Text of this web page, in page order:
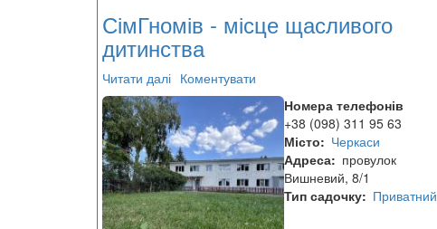
СімГномів - місце щасливого
дитинства
Читати далі про
СімГномів
-
місце
щасливого
дитинства
Коментувати
Номера телефонів
+38 (098) 311 95 63
Місто
Черкаси
Адреса
провулок
Вишневий, 8/1
Тип садочку
Приватний